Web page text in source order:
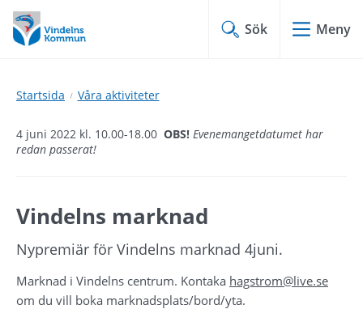
Hoppa
till
innehåll
Hoppa
till
undermeny
Sök Meny
Startsida Våra aktiviteter
4 juni 2022 kl. 10.00-18.00 OBS! Evenemangetdatumet har
redan passerat!
Vindelns marknad
Nypremiär för Vindelns marknad 4juni.
Marknad i Vindelns centrum. Kontaka hagstrom@live.se
om du vill boka marknadsplats/bord/yta.